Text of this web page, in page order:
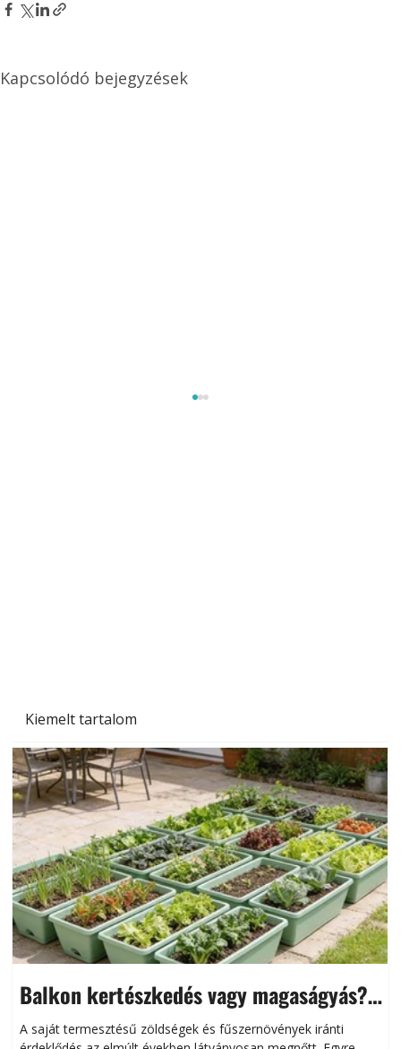
Kiemelt tartalom
Balkon kertészkedés vagy magaságyás?
Helytakarékos kertészkedés
A saját termesztésű zöldségek és fűszernövények iránti
Kapcsolódó bejegyzések